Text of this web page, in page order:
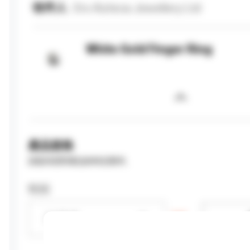
收件人
White Gold Finger Ring
產品規格